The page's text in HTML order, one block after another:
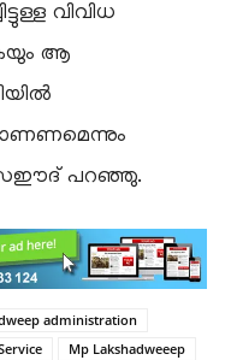
വിവിധ
ആ
സഈദ് പറഞ്ഞു.
administration
Mp Lakshadweeep